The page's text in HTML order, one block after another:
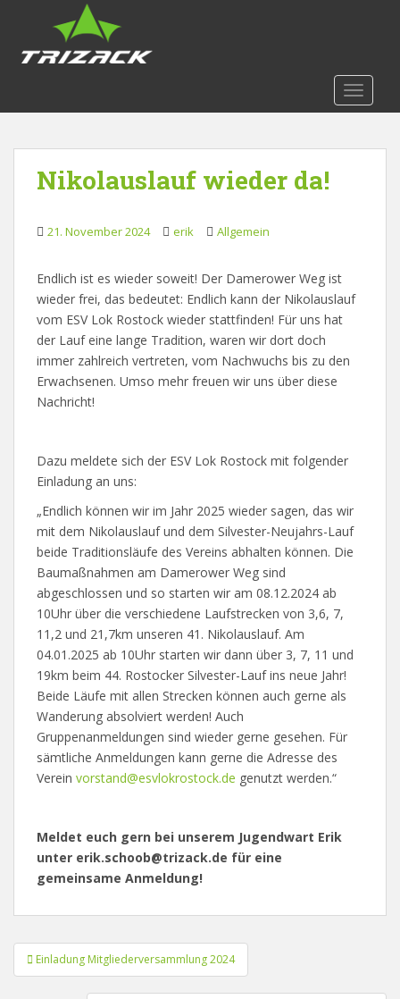
o
Nikolauslauf wieder da!
21. November 2024 erik Allgemein
Endlich ist es wieder soweit! Der Damerower Weg ist
wieder frei, das bedeutet: Endlich kann der Nikolauslauf
vom ESV Lok Rostock wieder stattfinden! Für uns hat
der Lauf eine lange Tradition, waren wir dort doch
immer zahlreich vertreten, vom Nachwuchs bis zu den
Erwachsenen. Umso mehr freuen wir uns über diese
Nachricht!
Dazu meldete sich der ESV Lok Rostock mit folgender
Einladung an uns:
„Endlich können wir im Jahr 2025 wieder sagen, das wir
mit dem Nikolauslauf und dem Silvester-Neujahrs-Lauf
beide Traditionsläufe des Vereins abhalten können. Die
Baumaßnahmen am Damerower Weg sind
abgeschlossen und so starten wir am 08.12.2024 ab
10Uhr über die verschiedene Laufstrecken von 3,6, 7,
11,2 und 21,7km unseren 41. Nikolauslauf. Am
04.01.2025 ab 10Uhr starten wir dann über 3, 7, 11 und
19km beim 44. Rostocker Silvester-Lauf ins neue Jahr!
Beide Läufe mit allen Strecken können auch gerne als
Wanderung absolviert werden! Auch
Gruppenanmeldungen sind wieder gerne gesehen. Für
sämtliche Anmeldungen kann gerne die Adresse des
Verein vorstand@esvlokrostock.de genutzt werden.“
Meldet euch gern bei unserem Jugendwart Erik
unter erik.schoob@trizack.de für eine
gemeinsame Anmeldung!
Beitragsnavigation
Einladung Mitgliederversammlung 2024